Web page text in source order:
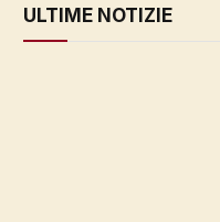
ULTIME NOTIZIE